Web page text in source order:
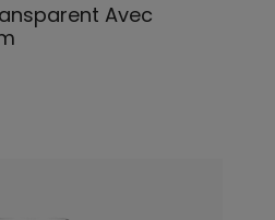
Avec